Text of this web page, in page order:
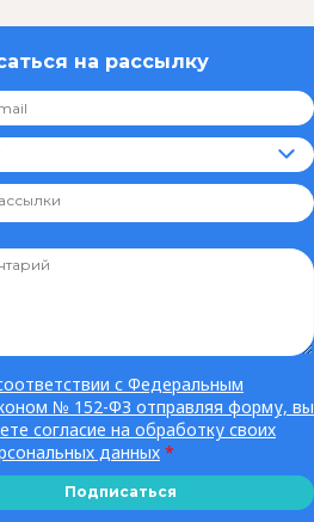
на рассылку
с Федеральным
№ 152-ФЗ отправляя форму, вы
согласие на обработку своих
данных *
Подписаться